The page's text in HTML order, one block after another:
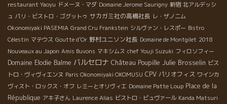
restaurant Yaoyu ドメーヌ・マダ Domaine Jerome Saurigny 新宿 北アルデッシ
ュ パリ・ビストロ・ゴグットゥ サカガミ社の高橋社長 レ・ザノ二ム
Okonomiyaki PASEMIA Grand Cru Frankstein シルヴァン・レスポー Bistro
Célestin マテウス Goutte d’Or 野村ユニソン社長 Domaine de Montgilet 2018
Nouveaux au Japon Amis Buvons マキシムス chef Youji Suzuki フィロソフィー
Domaine Elodie Balme バルセロナ Château Poupille Julie Brosselin ビス
トロ・ヴィヴィエンヌ Paris Okonomiyaki OKOMUSU CPV パリオフィス ワインカ
ヴィスト・ロックス・オフ レミーとオリヴィエ Domaine Patte Loup Place de la
République アキ子さん Laurence Alias ビストロ・ビュヴァール Kanda Matsuri